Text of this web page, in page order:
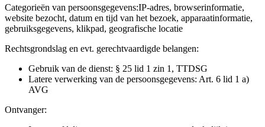
Categorieën van persoonsgegevens:IP-adres, browserinformatie,
website bezocht, datum en tijd van het bezoek, apparaatinformatie,
gebruiksgegevens, klikpad, geografische locatie
Rechtsgrondslag en evt. gerechtvaardigde belangen:
Gebruik van de dienst: § 25 lid 1 zin 1, TTDSG
Latere verwerking van de persoonsgegevens: Art. 6 lid 1 a)
AVG
Ontvanger: